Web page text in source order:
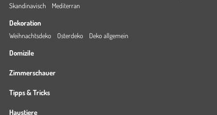
Skandinavisch
Mediterran
Dekoration
Weihnachtsdeko Osterdeko Deko allgemein
Domizile
Zimmerschauer
Tipps & Tricks
Haustiere